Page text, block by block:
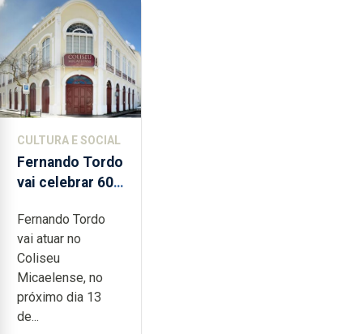
CULTURA E SOCIAL
Fernando Tordo
vai celebrar 60
no Coliseu
Micaelense
Fernando Tordo
vai atuar no
Coliseu
Micaelense, no
próximo dia 13
de...